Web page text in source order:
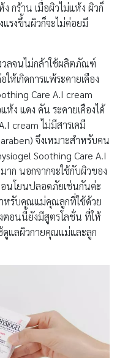
กร้าน เมื่อผิวไม่แห้ง ผิวก็
รงขึ้นผิวก็จะไม่ค่อยมี
ลจนไม่กล้าใช้ผลิตภัณฑ์
ให้เกิดการแพ้ระคายเคือง
Care A.I cream
แดง คัน ระคายเคืองได้
cream ไม่มีสารเคมี
จึงเหมาะสำหรับคน
Soothing Care A.I
ก นอกจากจะใช้กับผิวของ
อนโยนปลอดภัยเช่นกันค่ะ
หรับคุณแม่คุณลูกที่ใช้ด้วย
ตอนนี้ยังมีสูตรโลชั่น ที่ให้
ดูแลผิวกายคุณแม่และลูก